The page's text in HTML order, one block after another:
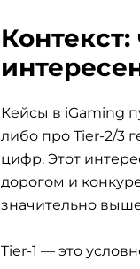
Кейсы в iGaming
либо про Tier-2/3
цифр. Этот
дорогом и
значительно
Tier-1 — это